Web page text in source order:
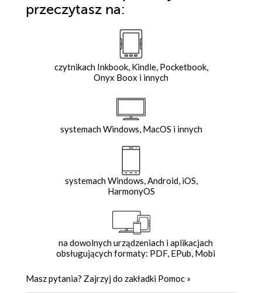
przeczytasz na:
czytnikach Inkbook, Kindle, Pocketbook,
Onyx Boox i innych
systemach Windows, MacOS i innych
systemach Windows, Android, iOS,
HarmonyOS
na dowolnych urządzeniach i aplikacjach
obsługujących formaty: PDF, EPub, Mobi
Masz pytania? Zajrzyj do zakładki Pomoc »